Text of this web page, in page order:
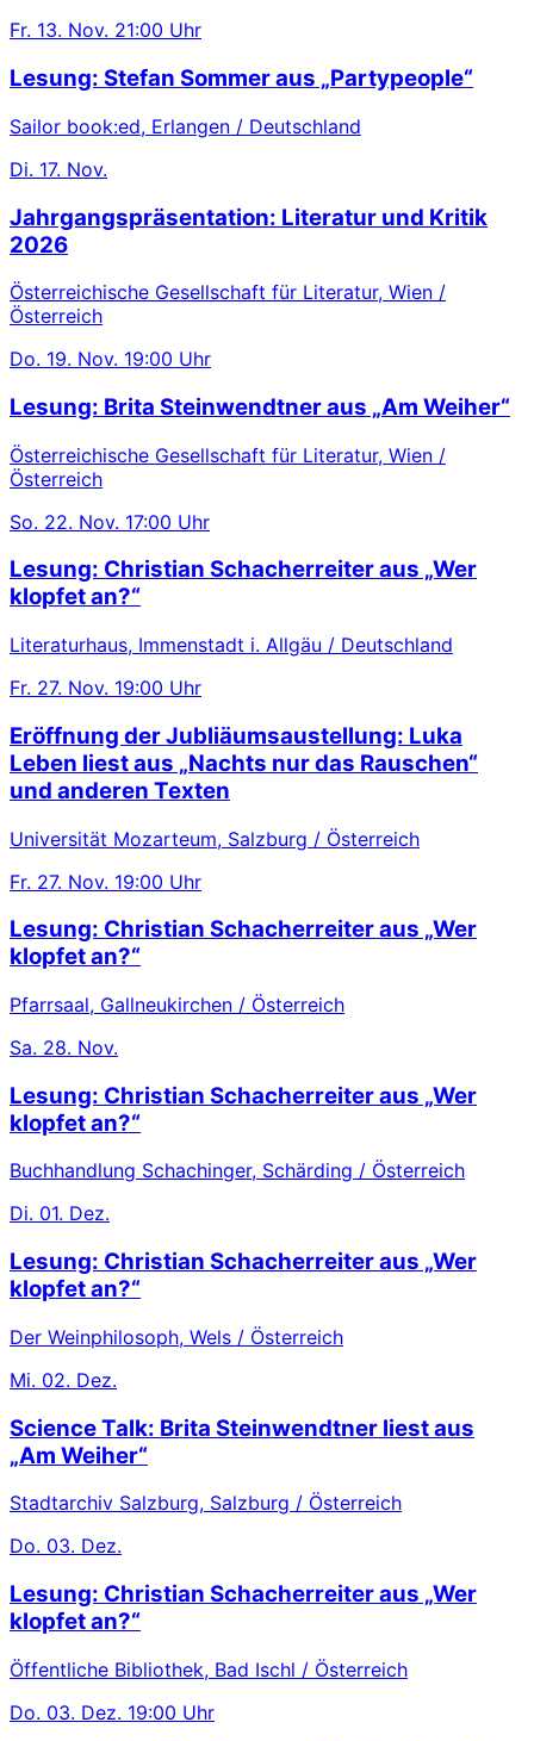
Fr. 13. Nov. 21:00 Uhr
Lesung: Stefan Sommer aus „Partypeople“
Sailor book:ed, Erlangen / Deutschland
Di. 17. Nov.
Jahrgangspräsentation: Literatur und Kritik
2026
Österreichische Gesellschaft für Literatur, Wien /
Österreich
Do. 19. Nov. 19:00 Uhr
Lesung: Brita Steinwendtner aus „Am Weiher“
Österreichische Gesellschaft für Literatur, Wien /
Österreich
So. 22. Nov. 17:00 Uhr
Lesung: Christian Schacherreiter aus „Wer
klopfet an?“
Literaturhaus, Immenstadt i. Allgäu / Deutschland
Fr. 27. Nov. 19:00 Uhr
Eröffnung der Jubliäumsaustellung: Luka
Leben liest aus „Nachts nur das Rauschen“
und anderen Texten
Universität Mozarteum, Salzburg / Österreich
Fr. 27. Nov. 19:00 Uhr
Lesung: Christian Schacherreiter aus „Wer
klopfet an?“
Pfarrsaal, Gallneukirchen / Österreich
Sa. 28. Nov.
Lesung: Christian Schacherreiter aus „Wer
klopfet an?“
Buchhandlung Schachinger, Schärding / Österreich
Di. 01. Dez.
Lesung: Christian Schacherreiter aus „Wer
klopfet an?“
Der Weinphilosoph, Wels / Österreich
Mi. 02. Dez.
Science Talk: Brita Steinwendtner liest aus
„Am Weiher“
Stadtarchiv Salzburg, Salzburg / Österreich
Do. 03. Dez.
Lesung: Christian Schacherreiter aus „Wer
klopfet an?“
Öffentliche Bibliothek, Bad Ischl / Österreich
Do. 03. Dez. 19:00 Uhr